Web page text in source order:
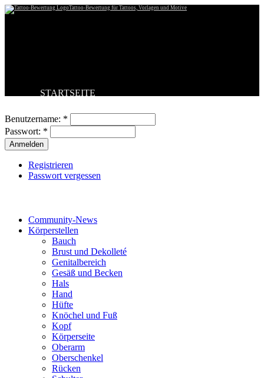
Tattoo-Bewertung für Tattoos, Vorlagen und Motive
STARTSEITE
BESTE TATTOOS
NEUESTE TATTOOS
KOMMENTARE
FORUM
Benutzername: *
Passwort: *
Registrieren
Passwort vergessen
Community-News
Körperstellen
Bauch
Brust und Dekolleté
Genitalbereich
Gesäß und Becken
Hals
Hand
Hüfte
Knöchel und Fuß
Kopf
Körperseite
Oberarm
Oberschenkel
Rücken